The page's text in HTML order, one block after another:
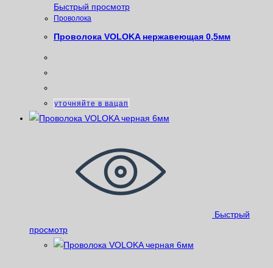
Быстрый просмотр
Проволока
Проволока VOLOKA нержавеющая 0,5мм
уточняйте в вацап
Быстрый
просмотр